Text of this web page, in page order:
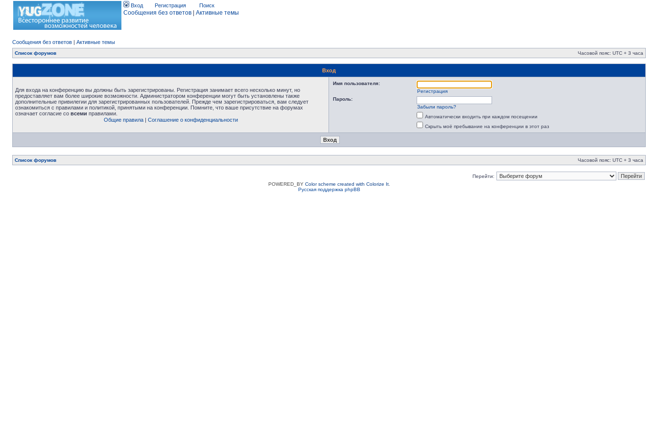
Вход Регистрация Поиск
Сообщения без ответов Активные темы
Сообщения без ответов | Активные темы
Список форумов Часовой пояс: UTC + 3 часа
Вход
Для входа на конференцию вы должны быть зарегистрированы. Регистрация занимает всего несколько минут, но
предоставляет вам более широкие возможности. Администратором конференции могут быть установлены также
дополнительные привилегии для зарегистрированных пользователей. Прежде чем зарегистрироваться, вам следует
ознакомиться с правилами и политикой, принятыми на конференции. Помните, что ваше присутствие на форумах
означает согласие со всеми правилами.
Общие правила| Соглашение о конфиденциальности
Имя пользователя:
Регистрация
Пароль:
Забыли пароль?
Автоматически входить при каждом посещении
Скрыть моё пребывание на конференции в этот раз
Список форумов Часовой пояс: UTC + 3 часа
Перейти:
POWERED_BY Color scheme created with Colorize It.
Русская поддержка phpBB